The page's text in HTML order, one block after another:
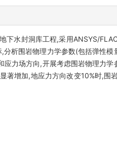
下水封洞库工程,采用ANSYS/
析围岩物理力学参数(包括弹性
力场方向,开展考虑围岩物理力
增加,地应力方向改变10%时,围